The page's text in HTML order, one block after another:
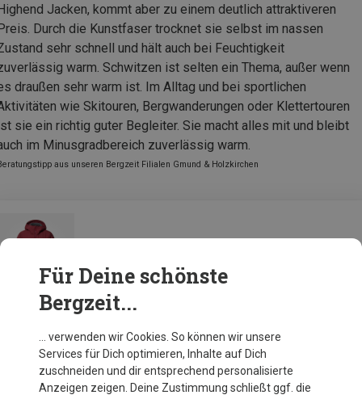
Jacken, kommt aber zu einem deutlich attraktiveren
Durch die Kunstfaser trocknet sie selbst im nassen
sehr schnell und hält auch bei Feuchtigkeit
warm. Schwitzen ist selten ein Thema, außer wenn
draußen sehr warm ist. Im Alltag und bei sportlichen
wie Skitouren, Bergwanderungen oder Klettertouren
sie ein richtig guter Begleiter. Sie macht alles mit und bleibt
im Minusgradbereich zuverlässig warm.
aus unseren Bergzeit Filialen Gmund & Holzkirchen
Zur Produktseite
Für Deine schönste
Bergzeit...
… verwenden wir Cookies. So können wir unsere
Services für Dich optimieren, Inhalte auf Dich
zuschneiden und dir entsprechend personalisierte
Anzeigen zeigen. Deine Zustimmung schließt ggf. die